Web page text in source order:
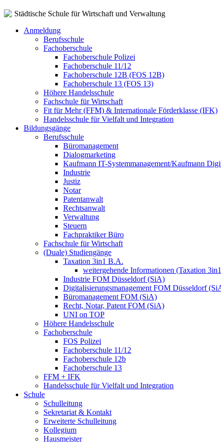
Städtische Schule für Wirtschaft und Verwaltung
Anmeldung
Berufsschule
Fachoberschule
Fachoberschule Polizei
Fachoberschule 11/12
Fachoberschule 12B (FOS 12B)
Fachoberschule 13 (FOS 13)
Höhere Handelsschule
Fachschule für Wirtschaft
Fit für Mehr (FFM) & Internationale Förderklasse (IFK)
Handelsschule für Vielfalt und Integration
Bildungsgänge
Berufsschule
Büromanagement
Dialogmarketing
Kaufmann IT-Systemmanagement/Kaufmann
Industrie
Justiz
Notar
Patentanwalt
Rechtsanwalt
Verwaltung
Steuern
Fachpraktiker Büro
Fachschule für Wirtschaft
(Duale) Studiengänge
Taxation 3in1 B.A.
weitergehende Informationen (Taxation
Industrie FOM Düsseldorf (SiA)
Digitalisierungsmanagement FOM Düsseldorf
Büromanagement FOM (SiA)
Recht, Notar, Patent FOM (SiA)
UNI on TOP
Höhere Handelsschule
Fachoberschule
FOS Polizei
Fachoberschule 11/12
Fachoberschule 12b
Fachoberschule 13
FFM + IFK
Handelsschule für Vielfalt und Integration
Schule
Schulleitung
Sekretariat & Kontakt
Erweiterte Schulleitung
Kollegium
Hausmeister